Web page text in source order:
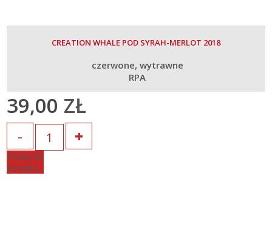
CREATION WHALE POD SYRAH-MERLOT 2018
czerwone wytrawne
RPA
39,00 ZŁ
Dodaj do
koszyka